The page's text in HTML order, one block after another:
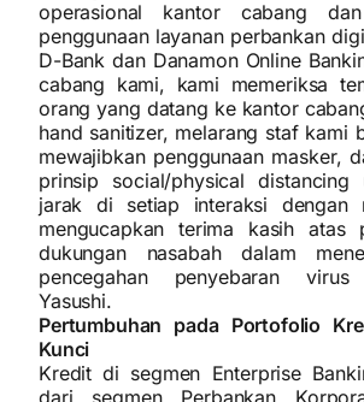
operasional kantor cabang dan
penggunaan layanan perbankan
D-Bank dan Danamon Online
cabang kami, kami memeriksa
orang yang datang ke kantor
hand sanitizer, melarang staf kami
mewajibkan penggunaan masker,
prinsip social/physical distancing
jarak di setiap interaksi dengan
mengucapkan terima kasih atas
dukungan nasabah dalam
pencegahan penyebaran
Yasushi.
Pertumbuhan pada Portofolio
Kunci
Kredit di segmen Enterprise